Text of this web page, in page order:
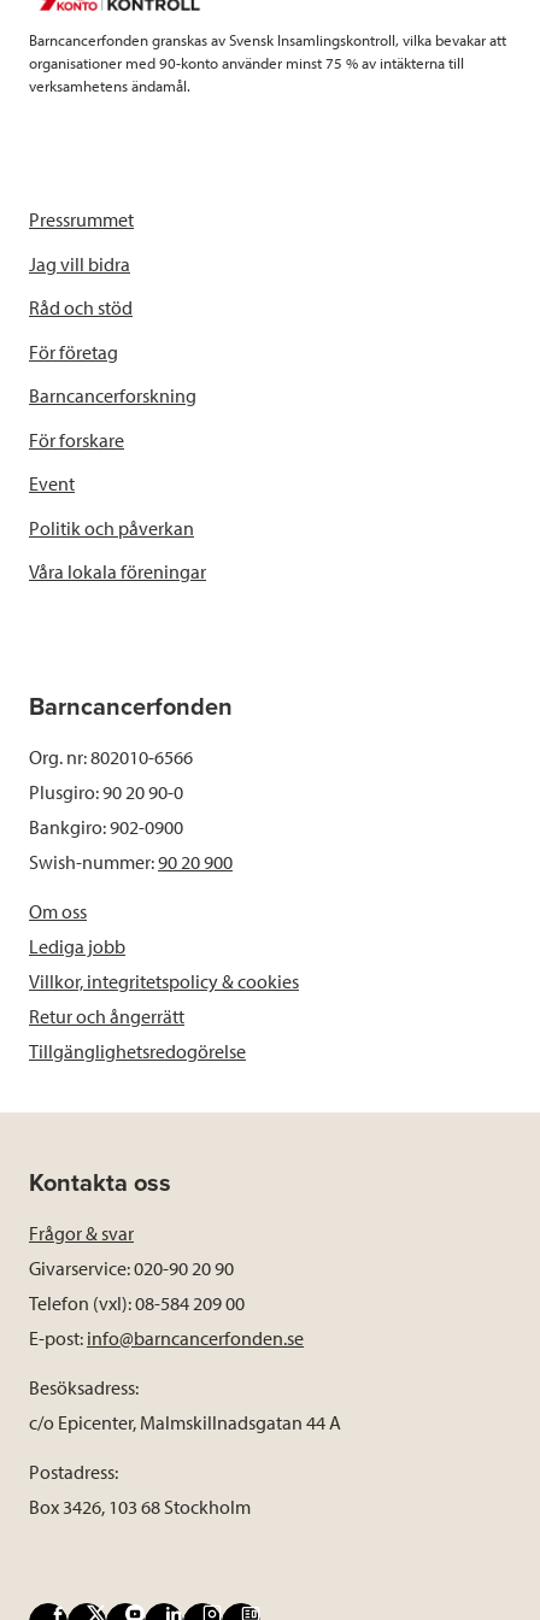
k
Barncancerfonden granskas av Svensk Insamlingskontroll, vilka bevakar att
organisationer med 90-konto använder minst 75 % av intäkterna till
verksamhetens ändamål.
Pressrummet
Jag vill bidra
Råd och stöd
För företag
Barncancerforskning
För forskare
Event
Politik och påverkan
Våra lokala föreningar
Barncancerfonden
Org. nr: 802010-6566
Plusgiro: 90 20 90-0
Bankgiro: 902-0900
Swish-nummer:90 20 900
Om oss
Lediga jobb
Villkor, integritetspolicy & cookies
Retur och ångerrätt
Tillgänglighetsredogörelse
Kontakta oss
Frågor & svar
Givarservice: 020-90 20 90
Telefon (vxl): 08-584 209 00
E-post: info@barncancerfonden.se
Besöksadress:
c/o Epicenter, Malmskillnadsgatan 44 A
Postadress:
Box 3426, 103 68 Stockholm